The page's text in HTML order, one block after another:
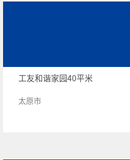
工友和谐家园40平米
太原市